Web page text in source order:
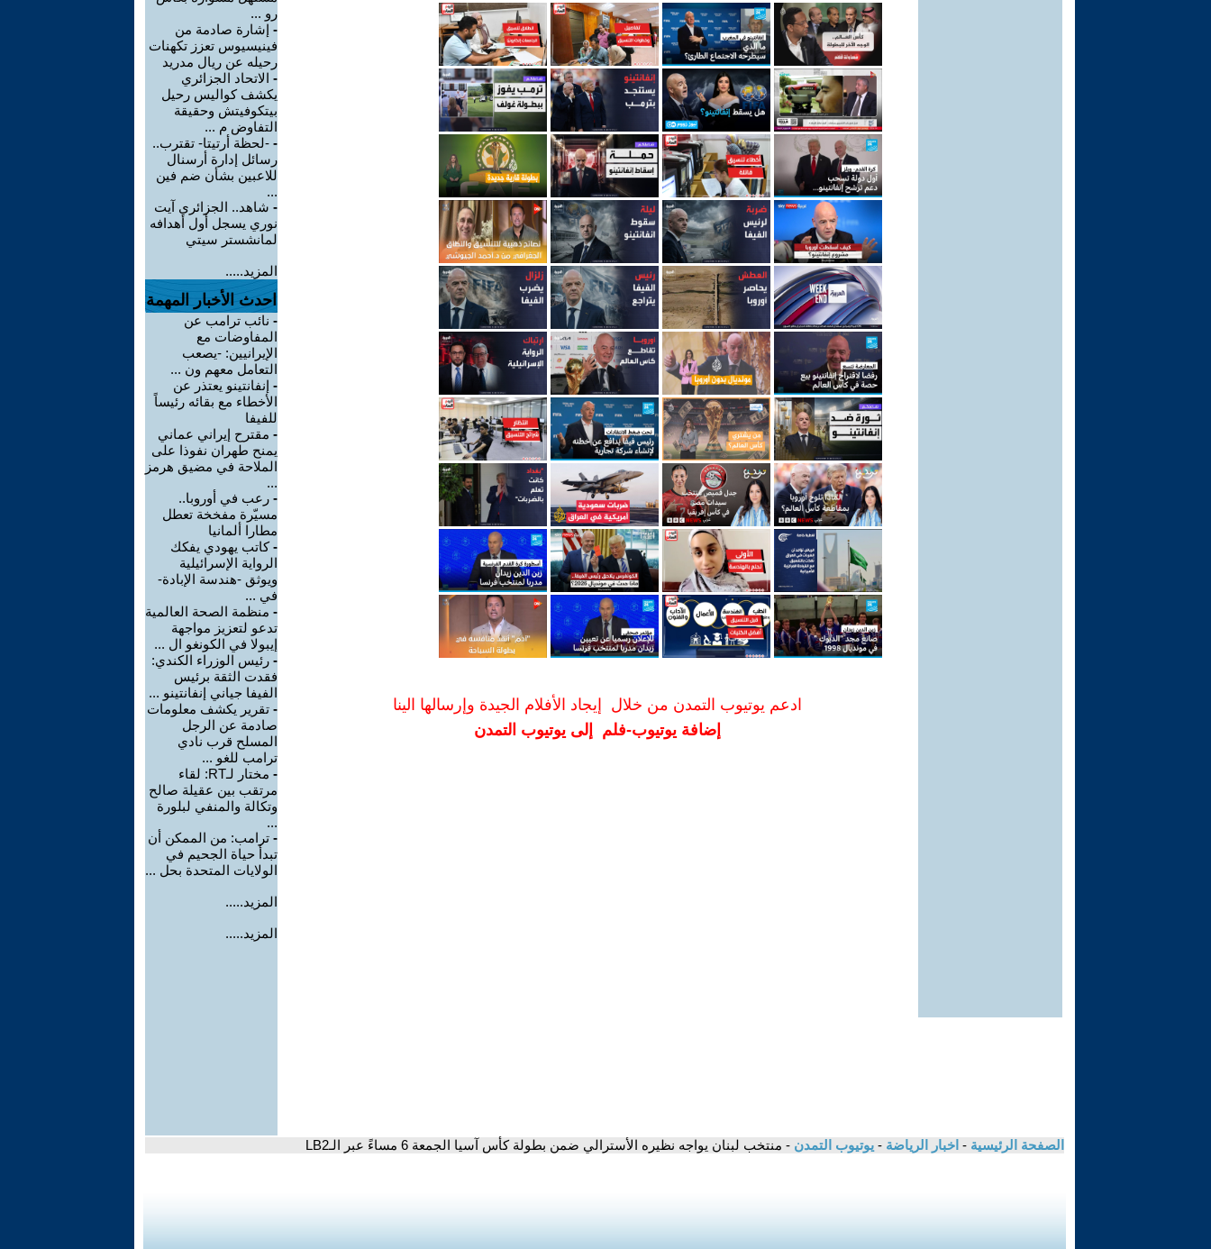
ادعم يوتيوب التمدن من خلال إيجاد الأفلام الجيدة وإرسالها الينا
إضافة يوتيوب-فلم إلى يوتيوب التمدن
رو ...
- إشارة صادمة من
فينيسيوس تعزز تكهنات
رحيله عن ريال مدريد
- الاتحاد الجزائري
يكشف كواليس رحيل
بيتكوفيتش وحقيقة
التفاوض م ...
- -لحظة أرتيتا- تقترب..
رسائل إدارة أرسنال
للاعبين بشأن ضم فين
...
- شاهد.. الجزائري آيت
نوري يسجل أول أهدافه
لمانشستر سيتي
المزيد.....
احدث الأخبار المهمة
- نائب ترامب عن
المفاوضات مع
الإيرانيين: -يصعب
التعامل معهم ون ...
- إنفانتينو يعتذر عن
الأخطاء مع بقائه رئيساً
للفيفا
- مقترح إيراني عماني
يمنح طهران نفوذا على
الملاحة في مضيق هرمز
...
- رعب في أوروبا..
مسيّرة مفخخة تعطل
مطارا ألمانيا
-كاتب يهودي يفكك
الرواية الإسرائيلية
ويوثق -هندسة الإبادة-
في ...
- منظمة الصحة العالمية
تدعو لتعزيز مواجهة
إيبولا في الكونغو ال ...
- رئيس الوزراء الكندي:
فقدت الثقة برئيس
الفيفا جياني إنفانتينو ...
- تقرير يكشف معلومات
صادمة عن الرجل
المسلح قرب نادي
ترامب للغو ...
-
مختار لـRT: لقاء
مرتقب بين عقيلة صالح
وتكالة والمنفي لبلورة
...
- ترامب: من الممكن أن
تبدأ حياة الجحيم في
الولايات المتحدة بحل ...
المزيد.....
المزيد.....
الصفحة الرئيسية - اخبار الرياضة - يوتيوب التمدن - منتخب لبنان يواجه نظيره الأسترالي ضمن بطولة كأس آسيا الجمعة 6 مساءً عبر الـLB2